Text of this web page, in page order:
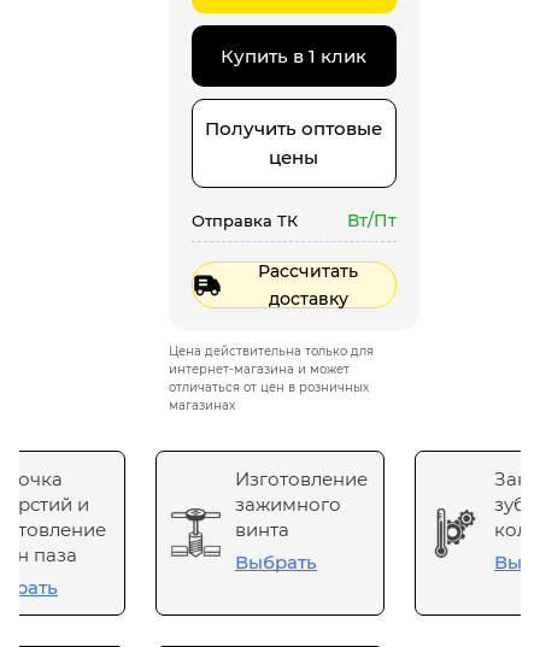
Купить в 1 клик
Получить оптовые
цены
Отправка ТК Вт/Пт
Рассчитать
доставку
Цена действительна только для
интернет-магазина и может
отличаться от цен в розничных
магазинах
и
паза
Изготовление
зажимного
винта
Выбрать